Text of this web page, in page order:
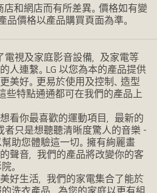
和網店而有所差異。價格如有變
品價格以產品購買頁面為準。
電視及家庭影音設備，及家電等
人連繫。LG 以您為本的產品提供
美好。更易於使用及控制、造型
些特點通通都可在我們的產品上
看你最喜歡的運動項目，最新的
者只是想聽聽清晰度驚人的音樂 -
助您體驗這一切。擁有絢麗畫
聲音，我們的產品將改變你的客
。
好生活，我們的家電集合了能於